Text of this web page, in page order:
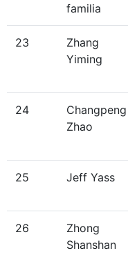
familia
23
Zhang
Yiming
24
Changpeng
Zhao
25 Jeff Yass
26
Zhong
Shanshan